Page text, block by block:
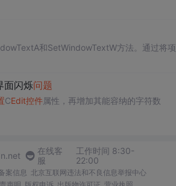
和SetWindowTextW方法。通过将项
面闪烁问题
CEdit控件属性，再增加其能容纳的字符数
在线客
服
工作时间 8:30-
22:00
案信息 北京互联网违法和不良信息举报中心